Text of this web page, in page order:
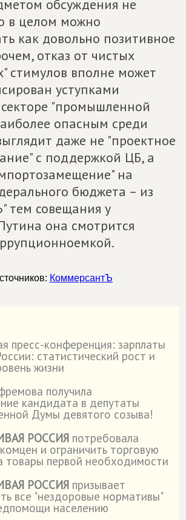
обсуждения не
в целом можно
как довольно позитивное
отказ от чистых
стимулов вполне может
уступками
"промышленной
опасным среди
даже не "проектное
с поддержкой ЦБ, а
на
бюджета – из
тем совещания у
она смотрится
КоммерсантЪ
пресс-конференция: зарплаты
статистический рост и
жизни
получила
кандидата в депутаты
Думы девятого созыва!
РОССИЯ потребовала
и ограничить торговую
товары первой необходимости
РОССИЯ призывает
все "нездоровые нормативы"
населению